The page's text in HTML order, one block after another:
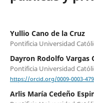
Yullio Cano de la Cruz
Pontificia Universidad
Dayron Rodolfo Vargas
Pontificia Universidad
https://orcid.org/0009-0003-
Arlis María Cedeño